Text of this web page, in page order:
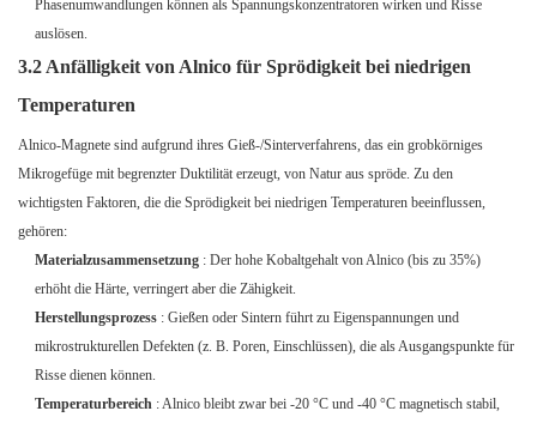
Phasenumwandlungen können als Spannungskonzentratoren wirken und Risse
auslösen.
3.2 Anfälligkeit von Alnico für Sprödigkeit bei niedrigen
Temperaturen
Alnico-Magnete sind aufgrund ihres Gieß-/Sinterverfahrens, das ein grobkörniges
Mikrogefüge mit begrenzter Duktilität erzeugt, von Natur aus spröde. Zu den
wichtigsten Faktoren, die die Sprödigkeit bei niedrigen Temperaturen beeinflussen,
gehören:
Materialzusammensetzung : Der hohe Kobaltgehalt von Alnico (bis zu 35%)
erhöht die Härte, verringert aber die Zähigkeit.
Herstellungsprozess : Gießen oder Sintern führt zu Eigenspannungen und
mikrostrukturellen Defekten (z. B. Poren, Einschlüssen), die als Ausgangspunkte für
Risse dienen können.
Temperaturbereich : Alnico bleibt zwar bei -20 °C und -40 °C magnetisch stabil,